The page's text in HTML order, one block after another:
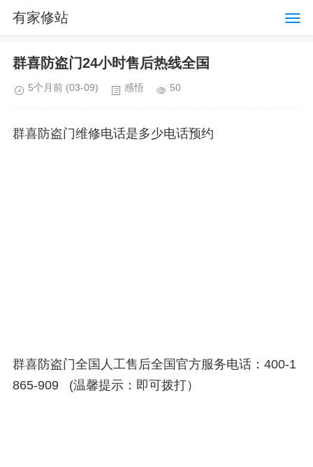
有家修站
群喜防盗门24小时售后热线全国
5个月前 (03-09) 感悟 50
群喜防盗门维修电话是多少电话预约
群喜防盗门全国人工售后全国官方服务电话：400-1
865-909 (温馨提示：即可拨打）